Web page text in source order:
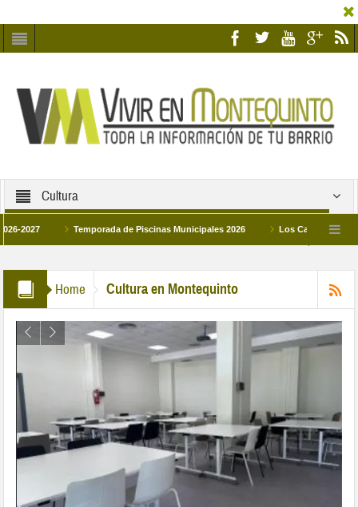
Cultura
Temporada de Piscinas Municipales 2026 Los Campus de
Home Cultura en Montequinto